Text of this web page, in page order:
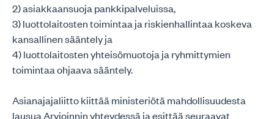
2) asiakkaansuoja pankkipalveluissa,
3) luottolaitosten toimintaa ja riskienhallintaa koskeva
kansallinen sääntely ja
4) luottolaitosten yhteisömuotoja ja ryhmittymien
toimintaa ohjaava sääntely.
Asianajajaliitto kiittää ministeriötä mahdollisuudesta
lausua Arvioinnin yhteydessä ja esittää seuraavat